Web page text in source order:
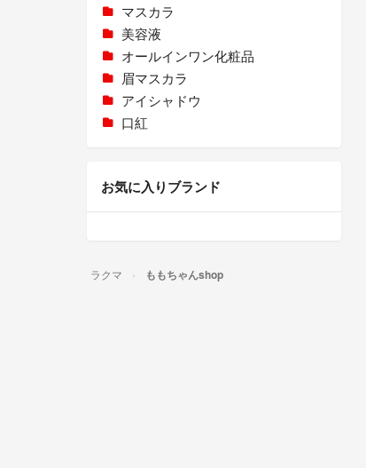
マスカラ
美容液
オールインワン化粧品
眉マスカラ
アイシャドウ
口紅
お気に入りブランド
ラクマ ももちゃんshop